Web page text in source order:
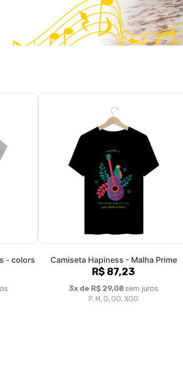
- colors Camiseta Hapiness - Malha Prime
R$ 87,23
3x de R$ 29,08sem juros
P, M, G, GG, XGG